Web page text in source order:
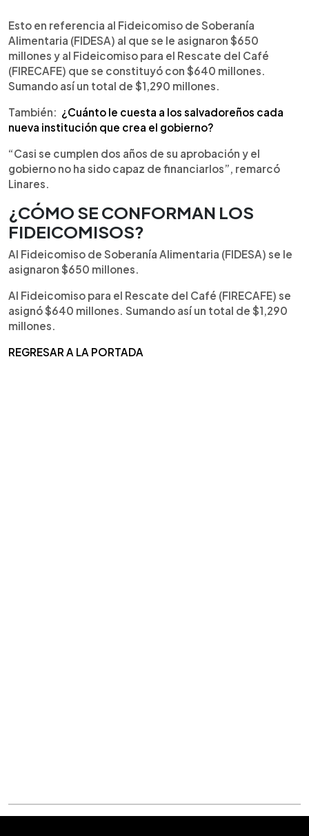
Esto en referencia al Fideicomiso de Soberanía
Alimentaria (FIDESA) al que se le asignaron $650
millones y al Fideicomiso para el Rescate del Café
(FIRECAFE) que se constituyó con $640 millones.
Sumando así un total de $1,290 millones.
También: ¿Cuánto le cuesta a los salvadoreños cada
nueva institución que crea el gobierno?
“Casi se cumplen dos años de su aprobación y el
gobierno no ha sido capaz de financiarlos”, remarcó
Linares.
¿CÓMO SE CONFORMAN LOS
FIDEICOMISOS?
Al Fideicomiso de Soberanía Alimentaria (FIDESA) se le
asignaron $650 millones.
Al Fideicomiso para el Rescate del Café (FIRECAFE) se
asignó $640 millones. Sumando así un total de $1,290
millones.
REGRESAR A LA PORTADA